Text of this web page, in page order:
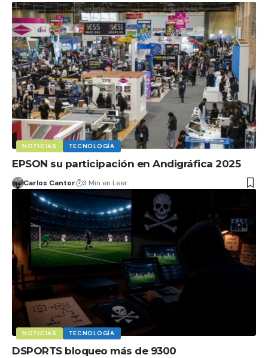
NOTICIAS TECNOLOGÍA
EPSON su participación en Andigráfica 2025
Carlos Cantor 3 Min en Leer
NOTICIAS TECNOLOGÍA
DSPORTS bloqueo más de 9300